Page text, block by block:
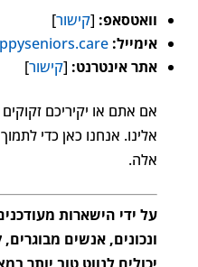
וואטסאפ: [קישור]
אימייל:
אתר אינטרנט: [קישור]
אם אתם או יקיריכם
אלינו. אנחנו כאן כדי
אלה.
על ידי הישארות
ונכונים, אנשים